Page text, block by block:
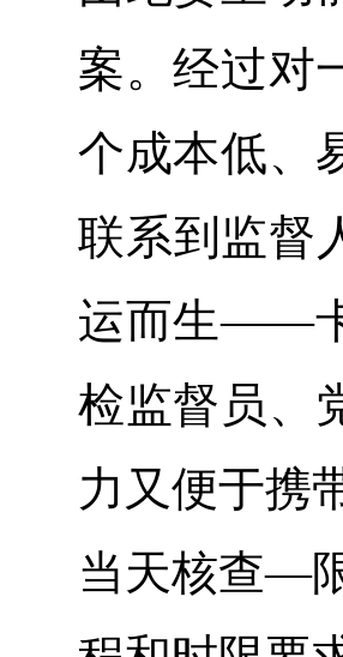
案。经过对
个成本低、
联系到监督
运而生——
检监督员、
力又便于携
当天核查—